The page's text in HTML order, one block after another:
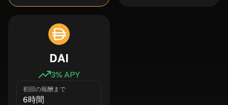
DAI
3% APY
初回の報酬まで
6時間